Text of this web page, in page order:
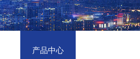
产品中心